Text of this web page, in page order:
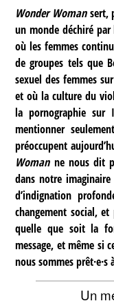
Wonder Womansert,
un monde déchiré
où les femmes
de groupes tels que
sexuel des femmes
et où la culture du
la pornographie
mentionner
préoccupent
Womanne nous dit
dans notre
d’indignation
changement social,
quelle que soit la
message, et même si
nous sommes
Un